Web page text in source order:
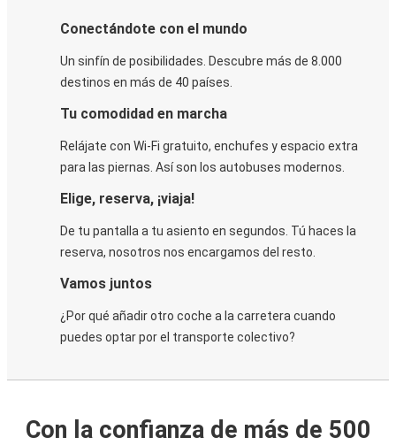
Conectándote con el mundo
Un sinfín de posibilidades. Descubre más de 8.000
destinos en más de 40 países.
Tu comodidad en marcha
Relájate con Wi-Fi gratuito, enchufes y espacio extra
para las piernas. Así son los autobuses modernos.
Elige, reserva, ¡viaja!
De tu pantalla a tu asiento en segundos. Tú haces la
reserva, nosotros nos encargamos del resto.
Vamos juntos
¿Por qué añadir otro coche a la carretera cuando
puedes optar por el transporte colectivo?
Con la confianza de más de 500